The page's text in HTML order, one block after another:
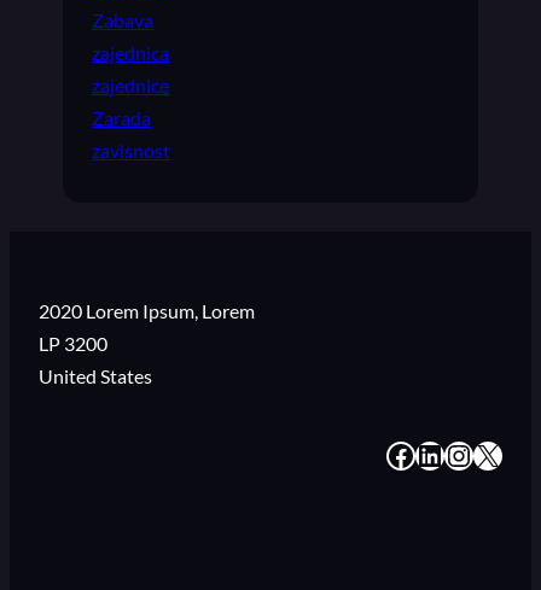
Zabava
zajednica
zajednice
Zarada
zavisnost
2020 Lorem Ipsum, Lorem
LP 3200
United States
# # # #